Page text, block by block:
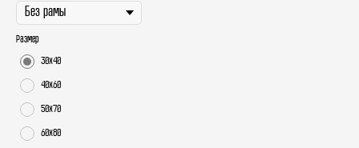
Размер
30х40
40х60
50х70
60х80